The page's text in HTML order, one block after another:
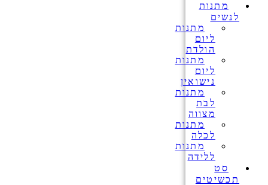
מתנות
לנשים
מתנות
ליום
הולדת
מתנות
ליום
נישואין
מתנות
לבת
מצווה
מתנות
לכלה
מתנות
ללידה
סט
תכשיטים